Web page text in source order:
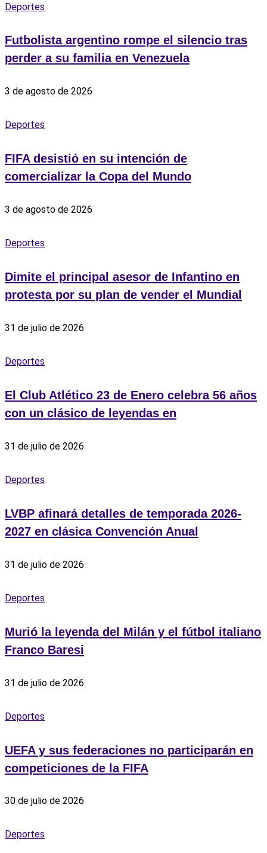
Deportes
Futbolista argentino rompe el silencio tras
perder a su familia en Venezuela
3 de agosto de 2026
Deportes
FIFA desistió en su intención de
comercializar la Copa del Mundo
3 de agosto de 2026
Deportes
Dimite el principal asesor de Infantino en
protesta por su plan de vender el Mundial
31 de julio de 2026
Deportes
El Club Atlético 23 de Enero celebra 56 años
con un clásico de leyendas en
31 de julio de 2026
Deportes
LVBP afinará detalles de temporada 2026-
2027 en clásica Convención Anual
31 de julio de 2026
Deportes
Murió la leyenda del Milán y el fútbol italiano
Franco Baresi
31 de julio de 2026
Deportes
UEFA y sus federaciones no participarán en
competiciones de la FIFA
30 de julio de 2026
Deportes